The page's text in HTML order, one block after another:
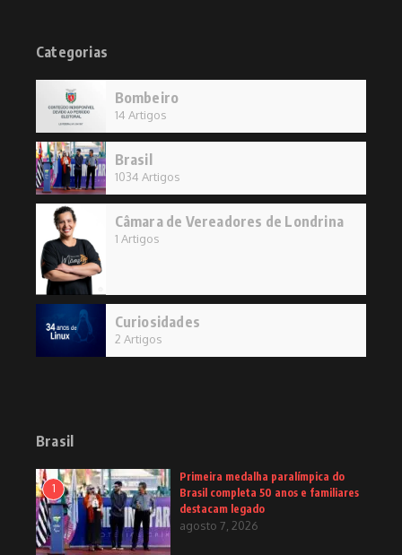
Categorias
Bombeiro
14 Artigos
Brasil
1034 Artigos
Câmara de Vereadores de Londrina
1 Artigos
Curiosidades
2 Artigos
Brasil
1
Primeira medalha paralímpica do
Brasil completa 50 anos e familiares
destacam legado
agosto 7, 2026